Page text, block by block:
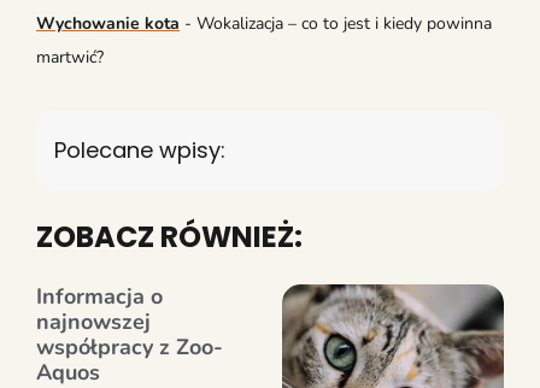
Wychowanie kota - Wokalizacja – co to jest i kiedy powinna
martwić?
Polecane wpisy:
ZOBACZ RÓWNIEŻ:
Informacja o
najnowszej
współpracy z Zoo-
Aquos